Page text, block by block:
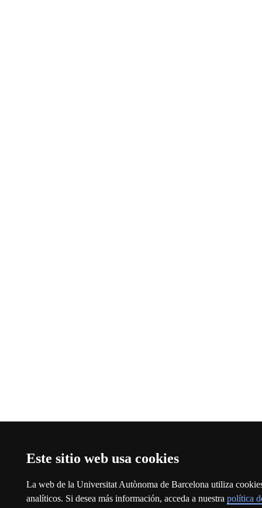
Este sitio web usa cookies
La web de la Universitat Autònoma de Barcelona utiliza
analíticos. Si desea más información, acceda a nuestra política